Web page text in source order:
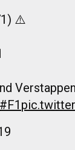
⚠️
#F1